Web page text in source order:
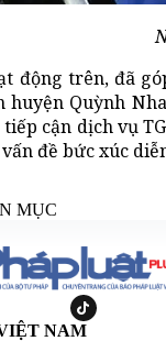
động trên, đã
Quỳnh
tiếp cận dịch vụ
đề bức xúc
MỤC
NAM